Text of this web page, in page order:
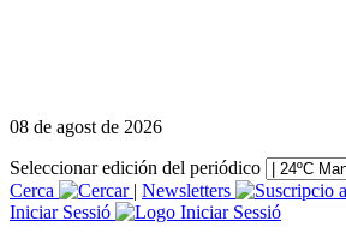
08 de agost de 2026
Seleccionar edición del periódico
Cerca
| Newsletters
Iniciar Sessió